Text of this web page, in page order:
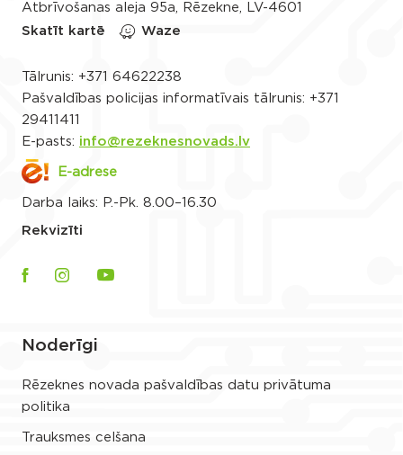
Atbrīvošanas aleja 95a, Rēzekne, LV-4601
Skatīt kartē
Waze
Tālrunis: +371 64622238
Pašvaldības policijas informatīvais tālrunis: +371
29411411
E-pasts: info@rezeknesnovads.lv
E-adrese
Darba laiks: P.-Pk. 8.00–16.30
Rekvizīti
Noderīgi
Rēzeknes novada pašvaldības datu privātuma
politika
Trauksmes celšana